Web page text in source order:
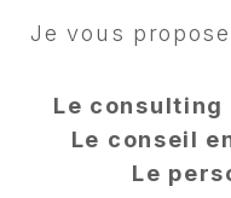
Je vous
Le consulting
Le conseil
Le